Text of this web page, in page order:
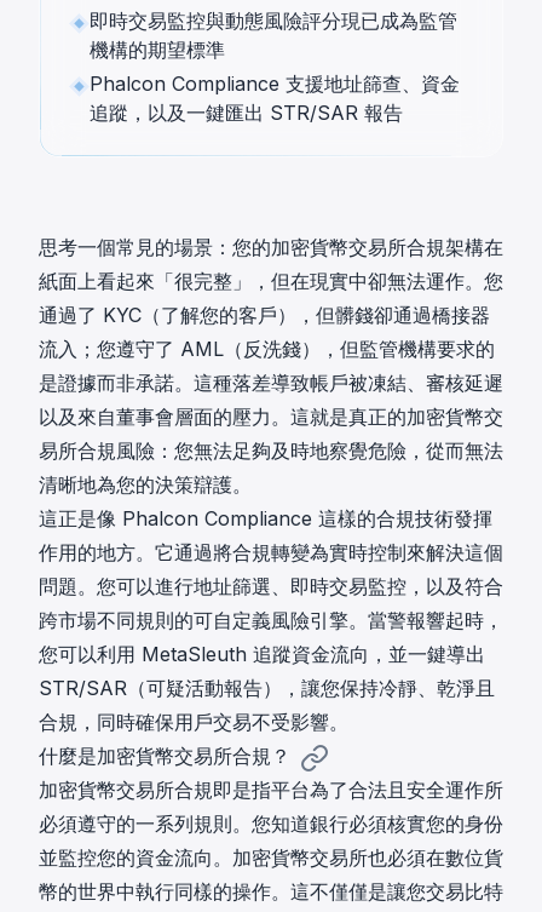
即時交易監控與動態風險評分現已成為監管
機構的期望標準
Phalcon Compliance 支援地址篩查、資金
追蹤，以及一鍵匯出 STR/SAR 報告
思考一個常見的場景：您的加密貨幣交易所合規架構在
紙面上看起來「很完整」，但在現實中卻無法運作。您
通過了 KYC（了解您的客戶），但髒錢卻通過橋接器
流入；您遵守了 AML（反洗錢），但監管機構要求的
是證據而非承諾。這種落差導致帳戶被凍結、審核延遲
以及來自董事會層面的壓力。這就是真正的加密貨幣交
易所合規風險：您無法足夠及時地察覺危險，從而無法
清晰地為您的決策辯護。
這正是像 Phalcon Compliance 這樣的合規技術發揮
作用的地方。它通過將合規轉變為實時控制來解決這個
問題。您可以進行地址篩選、即時交易監控，以及符合
跨市場不同規則的可自定義風險引擎。當警報響起時，
您可以利用 MetaSleuth 追蹤資金流向，並一鍵導出
STR/SAR（可疑活動報告），讓您保持冷靜、乾淨且
合規，同時確保用戶交易不受影響。
什麼是加密貨幣交易所合規？
加密貨幣交易所合規即是指平台為了合法且安全運作所
必須遵守的一系列規則。您知道銀行必須核實您的身份
並監控您的資金流向。加密貨幣交易所也必須在數位貨
幣的世界中執行同樣的操作。這不僅僅是讓您交易比特